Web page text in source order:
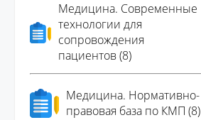
Медицина. Современные
технологии для
сопровождения
пациентов (8)
Медицина. Нормативно-
правовая база по КМП (8)